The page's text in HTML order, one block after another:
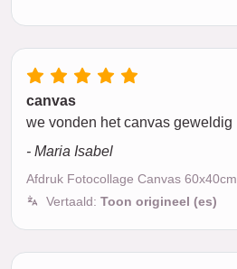
canvas
we vonden het canvas geweldig
- Maria Isabel
Afdruk Fotocollage Canvas 60x40cm
Vertaald: Toon origineel (es)